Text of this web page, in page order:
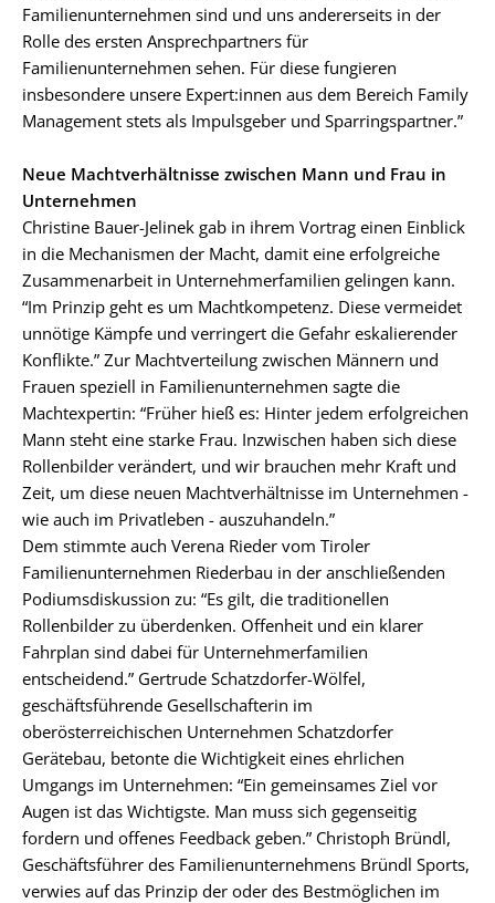
Familienunternehmen sind und uns andererseits in der
Rolle des ersten Ansprechpartners für
Familienunternehmen sehen. Für diese fungieren
insbesondere unsere Expert:innen aus dem Bereich Family
Management stets als Impulsgeber und Sparringspartner.”
Neue Machtverhältnisse zwischen Mann und Frau in
Unternehmen
Christine Bauer-Jelinek gab in ihrem Vortrag einen Einblick
in die Mechanismen der Macht, damit eine erfolgreiche
Zusammenarbeit in Unternehmerfamilien gelingen kann.
“Im Prinzip geht es um Machtkompetenz. Diese vermeidet
unnötige Kämpfe und verringert die Gefahr eskalierender
Konflikte.” Zur Machtverteilung zwischen Männern und
Frauen speziell in Familienunternehmen sagte die
Machtexpertin: “Früher hieß es: Hinter jedem erfolgreichen
Mann steht eine starke Frau. Inzwischen haben sich diese
Rollenbilder verändert, und wir brauchen mehr Kraft und
Zeit, um diese neuen Machtverhältnisse im Unternehmen -
wie auch im Privatleben - auszuhandeln.”
Dem stimmte auch Verena Rieder vom Tiroler
Familienunternehmen Riederbau in der anschließenden
Podiumsdiskussion zu: “Es gilt, die traditionellen
Rollenbilder zu überdenken. Offenheit und ein klarer
Fahrplan sind dabei für Unternehmerfamilien
entscheidend.” Gertrude Schatzdorfer-Wölfel,
geschäftsführende Gesellschafterin im
oberösterreichischen Unternehmen Schatzdorfer
Gerätebau, betonte die Wichtigkeit eines ehrlichen
Umgangs im Unternehmen: “Ein gemeinsames Ziel vor
Augen ist das Wichtigste. Man muss sich gegenseitig
fordern und offenes Feedback geben.” Christoph Bründl,
Geschäftsführer des Familienunternehmens Bründl Sports,
verwies auf das Prinzip der oder des Bestmöglichen im